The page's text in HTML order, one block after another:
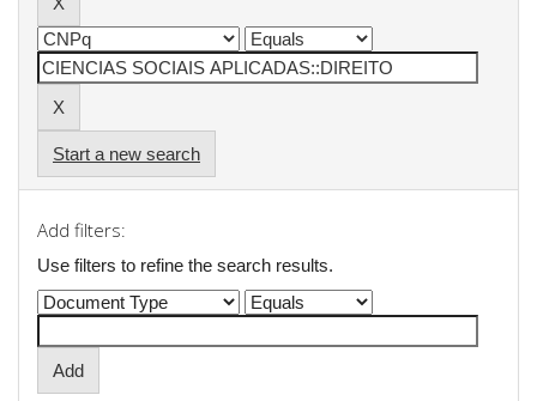
Start a new search
Add filters:
Use filters to refine the search results.